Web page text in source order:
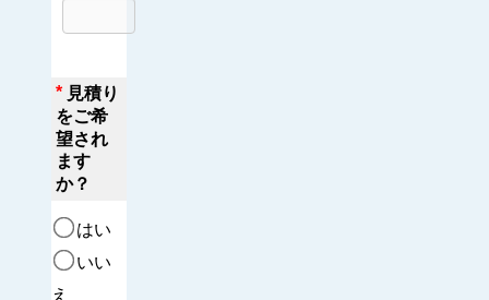
* 見積り
をご希
望され
ます
か？
はい
いい
え